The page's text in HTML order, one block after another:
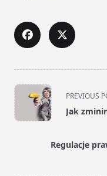
<span
class="nav-
subtitle
PREVIOUS
Jak
Regulacje